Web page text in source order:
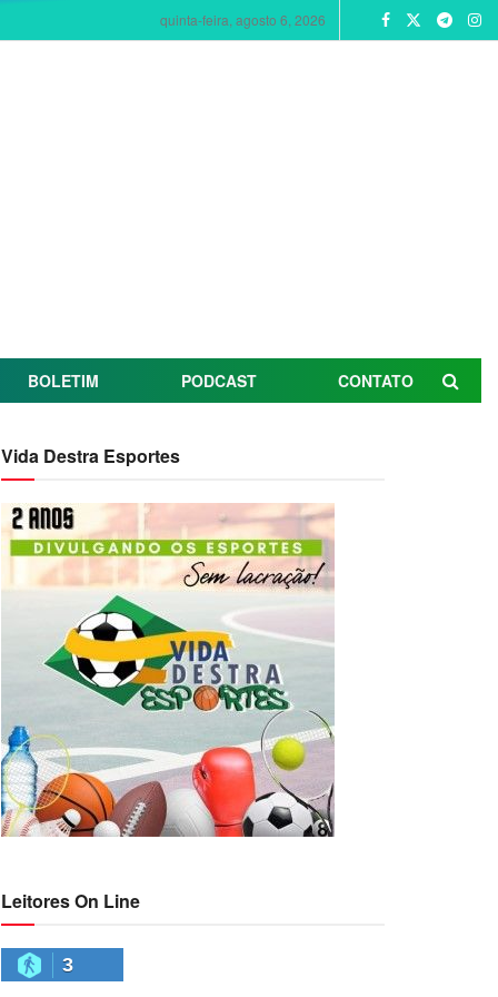
quinta-feira, agosto 6, 2026
BOLETIM PODCAST CONTATO
Vida Destra Esportes
Leitores On Line
3